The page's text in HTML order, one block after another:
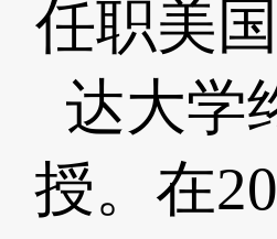
任职美
达大学
授。在